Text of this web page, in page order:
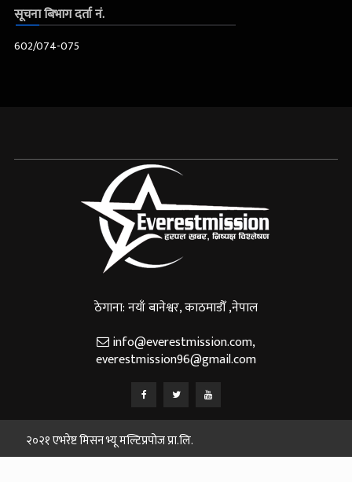
सूचना बिभाग दर्ता नं.
602/074-075
ठेगाना: नयाँ बानेश्वर, काठमाडौँ ,नेपाल
info@everestmission.com,
everestmission96@gmail.com
२०२१ एभरेष्ट मिसन भ्यू मल्टिप्रपोज प्रा.लि.